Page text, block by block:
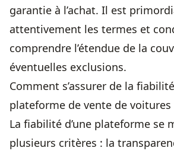
garantie à l’achat. Il est
attentivement les termes et
comprendre l’étendue de la
éventuelles exclusions.
Comment s’assurer de la
plateforme de vente de voitures
La fiabilité d’une plateforme se
plusieurs critères : la